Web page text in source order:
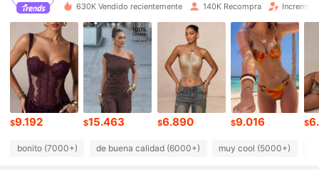
4,81 445K Seguidores
445K Seguidores
4,81 445K Seguidores
630K Vendido recientemente 140K Recompra
$9.192 $15.463 $6.890 $9.016 $
bonito (7000+) de buena calidad (6000+) muy cool (5000+)